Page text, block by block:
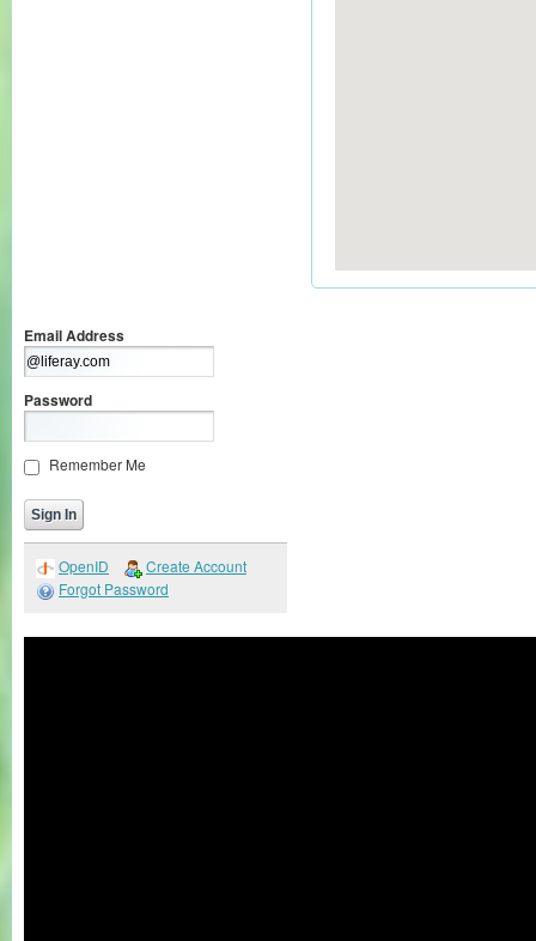
Email Address
Password
Remember Me
OpenID
Create Account
Forgot Password